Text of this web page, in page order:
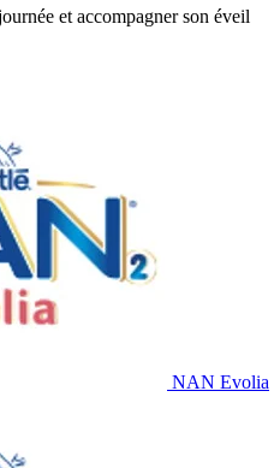
et accompagner son éveil
NAN Evolia